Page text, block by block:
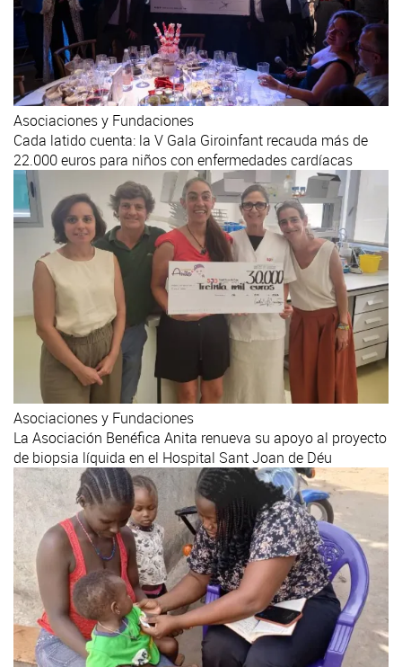
Asociaciones y Fundaciones
Cada latido cuenta: la V Gala Giroinfant recauda más de
22.000 euros para niños con enfermedades cardíacas
Asociaciones y Fundaciones
La Asociación Benéfica Anita renueva su apoyo al proyecto
de biopsia líquida en el Hospital Sant Joan de Déu